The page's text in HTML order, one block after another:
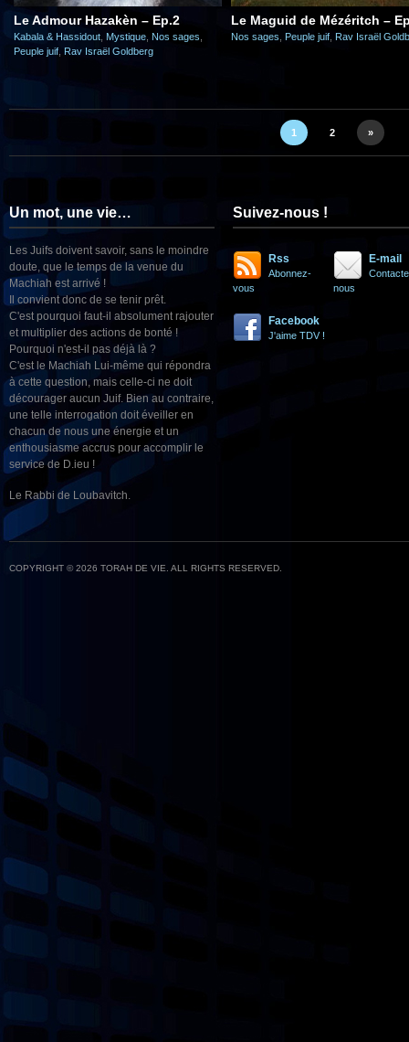
Le Admour Hazakèn – Ep.2
Kabala & Hassidout Mystique Nos sages
Peuple juif Rav Israël Goldberg
Le Maguid de Mézéritch –
Nos sages Peuple juif Rav Israël
1 2 »
Un mot, une vie…
Les Juifs doivent savoir, sans le moindre
doute, que le temps de la venue du
Machiah est arrivé !
Il convient donc de se tenir prêt.
C'est pourquoi faut-il absolument rajouter
et multiplier des actions de bonté !
Pourquoi n'est-il pas déjà là ?
C'est le Machiah Lui-même qui répondra
à cette question, mais celle-ci ne doit
décourager aucun Juif. Bien au contraire,
une telle interrogation doit éveiller en
chacun de nous une énergie et un
enthousiasme accrus pour accomplir le
service de D.ieu !
Le Rabbi de Loubavitch.
Suivez-nous !
Rss
Abonnez-
vous
E-mail
nous
Facebook
J'aime TDV !
COPYRIGHT © 2026 TORAH DE VIE. ALL RIGHTS RESERVED.